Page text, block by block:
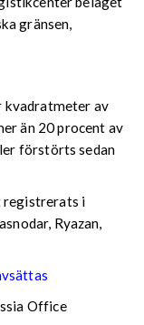
gränsen,
kvadratmeter av
än 20 procent av
förstörts sedan
registrerats i
Ryazan,
Office